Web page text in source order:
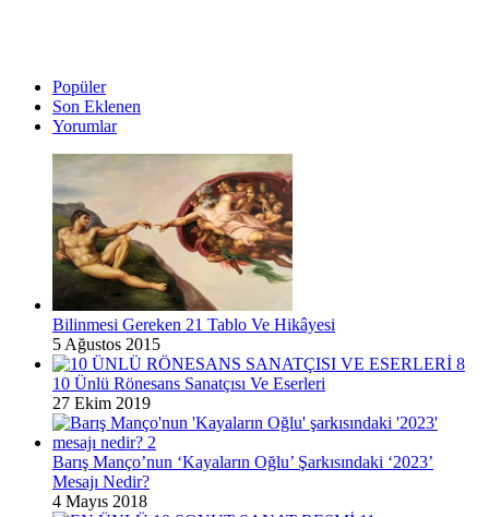
Popüler
Son Eklenen
Yorumlar
Bilinmesi Gereken 21 Tablo Ve Hikâyesi
5 Ağustos 2015
10 Ünlü Rönesans Sanatçısı Ve Eserleri
27 Ekim 2019
Barış Manço’nun ‘Kayaların Oğlu’ Şarkısındaki ‘2023’
Mesajı Nedir?
4 Mayıs 2018